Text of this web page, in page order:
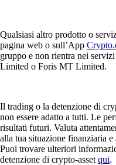
Qualsiasi altro prodotto o
pagina web o sull’App
gruppo e non rientra nei
Limited o Foris MT Limited.
Il trading o la detenzione di
non essere adatto a tutti. Le
risultati futuri. Valuta
alla tua situazione finanziaria
Puoi trovare ulteriori
detenzione di crypto-asset qui.